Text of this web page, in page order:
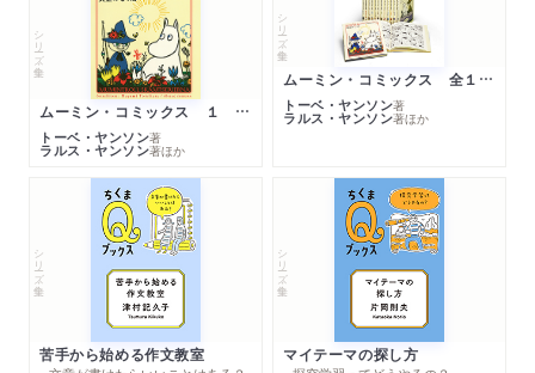
シリーズ・全集
ムーミン・コミックス １ 黄金のしっぽ
トーベ・ヤンソン著
ラルス・ヤンソン著ほか
シリーズ・全集
ムーミン・コミックス 全１４巻セット
トーベ・ヤンソン著
ラルス・ヤンソン著ほか
シリーズ・全集
苦手から始める作文教室
シリーズ・全集
マイテーマの探し方